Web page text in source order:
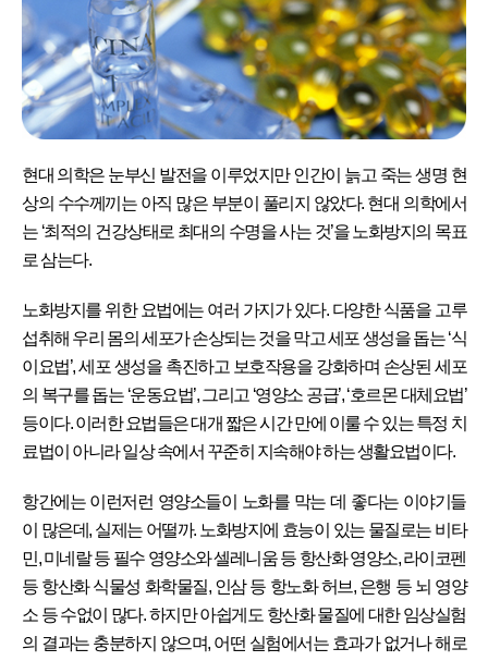
현대 의학은 눈부신 발전을 이루었지만 인간이 늙고 죽는 생명 현
상의 수수께끼는 아직 많은 부분이 풀리지 않았다. 현대 의학에서
는 ‘최적의 건강상태로 최대의 수명을 사는 것’을 노화방지의 목표
로 삼는다.
노화방지를 위한 요법에는 여러 가지가 있다. 다양한 식품을 고루
섭취해 우리 몸의 세포가 손상되는 것을 막고 세포 생성을 돕는 ‘식
이요법’, 세포 생성을 촉진하고 보호작용을 강화하며 손상된 세포
의 복구를 돕는 ‘운동요법’, 그리고 ‘영양소 공급’, ‘호르몬 대체요법’
등이다. 이러한 요법들은 대개 짧은 시간 만에 이룰 수 있는 특정 치
료법이 아니라 일상 속에서 꾸준히 지속해야 하는 생활요법이다.
항간에는 이런저런 영양소들이 노화를 막는 데 좋다는 이야기들
이 많은데, 실제는 어떨까. 노화방지에 효능이 있는 물질로는 비타
민, 미네랄 등 필수 영양소와 셀레니움 등 항산화 영양소, 라이코펜
등 항산화 식물성 화학물질, 인삼 등 항노화 허브, 은행 등 뇌 영양
소 등 수없이 많다. 하지만 아쉽게도 항산화 물질에 대한 임상실험
의 결과는 충분하지 않으며, 어떤 실험에서는 효과가 없거나 해로